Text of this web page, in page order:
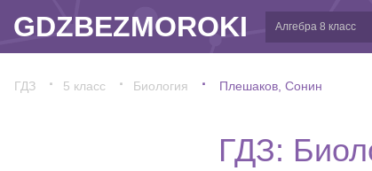
GDZBEZMOROKI
ГДЗ 5 класс Биология Плешаков, Сонин
ГДЗ: